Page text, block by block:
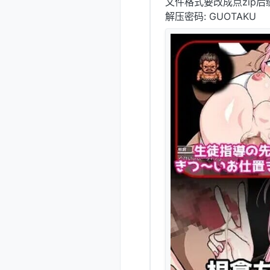
解压密码: GUOTAKU